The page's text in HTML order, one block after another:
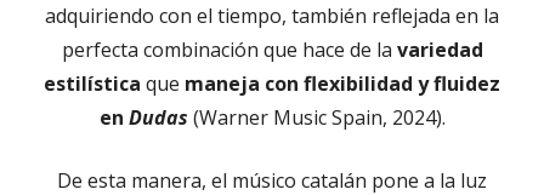
adquiriendo con el tiempo, también reflejada en la
perfecta combinación que hace de la variedad
estilística que maneja con flexibilidad y fluidez
en Dudas (Warner Music Spain, 2024).
De esta manera, el músico catalán pone a la luz